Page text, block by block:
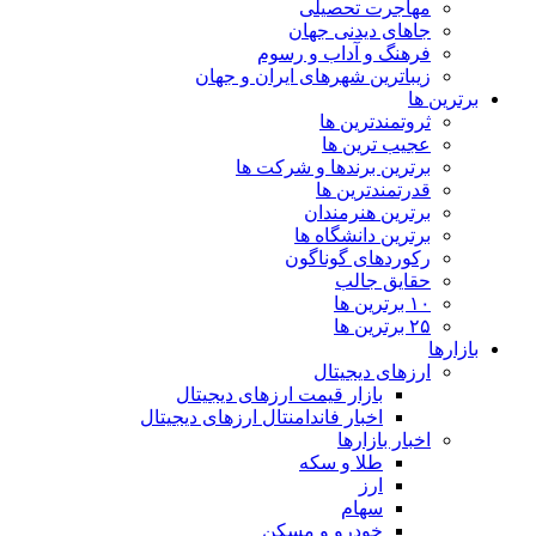
مهاجرت تحصیلی
جاهای دیدنی جهان
فرهنگ و آداب و رسوم
زیباترین شهرهای ایران و جهان
برترین ها
ثروتمندترین ها
عجیب ترین ها
برترین برندها و شرکت ها
قدرتمندترین ها
برترین هنرمندان
برترین دانشگاه ها
رکوردهای گوناگون
حقایق جالب
۱۰ برترین ها
۲۵ برترین ها
بازارها
ارزهای دیجیتال
بازار قیمت ارزهای دیجیتال
اخبار فاندامنتال ارزهای دیجیتال
اخبار بازارها
طلا و سکه
ارز
سهام
خودرو و مسکن